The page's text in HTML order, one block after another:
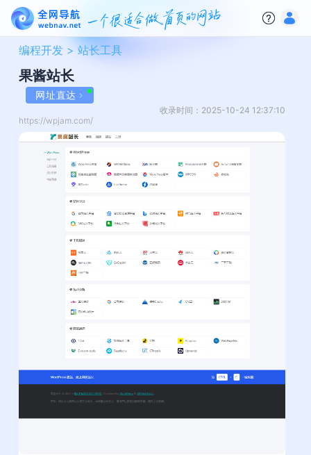
编程开发 >站长工具
果酱站长
网址直达
收录时间：2025-10-24 12:37:10
https://wpjam.com/